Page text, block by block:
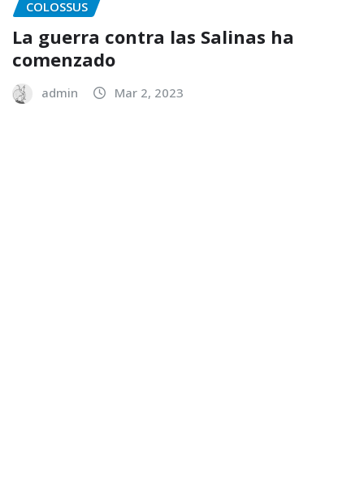
COLOSSUS
La guerra contra las Salinas ha
comenzado
admin Mar 2, 2023